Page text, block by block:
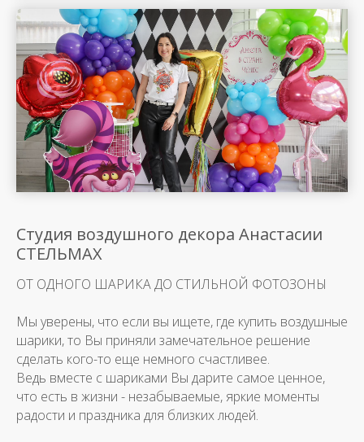
Студия воздушного декора Анастасии
СТЕЛЬМАХ
ОТ ОДНОГО ШАРИКА ДО СТИЛЬНОЙ ФОТОЗОНЫ
Мы уверены, что если вы ищете, где купить воздушные
шарики, то Вы приняли замечательное решение
сделать кого-то еще немного счастливее.
Ведь вместе с шариками Вы дарите самое ценное,
что есть в жизни - незабываемые, яркие моменты
радости и праздника для близких людей.